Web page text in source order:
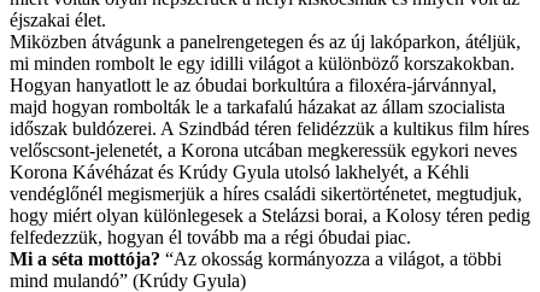
éjszakai élet.
Miközben átvágunk a panelrengetegen és az új lakóparkon, átéljük,
mi minden rombolt le egy idilli világot a különböző korszakokban.
Hogyan hanyatlott le az óbudai borkultúra a filoxéra-járvánnyal,
majd hogyan rombolták le a tarkafalú házakat az állam szocialista
időszak buldózerei. A Szindbád téren felidézzük a kultikus film híres
velőscsont-jelenetét, a Korona utcában megkeressük egykori neves
Korona Kávéházat és Krúdy Gyula utolsó lakhelyét, a Kéhli
vendéglőnél megismerjük a híres családi sikertörténetet, megtudjuk,
hogy miért olyan különlegesek a Stelázsi borai, a Kolosy téren pedig
felfedezzük, hogyan él tovább ma a régi óbudai piac.
Mi a séta mottója? “Az okosság kormányozza a világot, a többi
mind mulandó” (Krúdy Gyula)